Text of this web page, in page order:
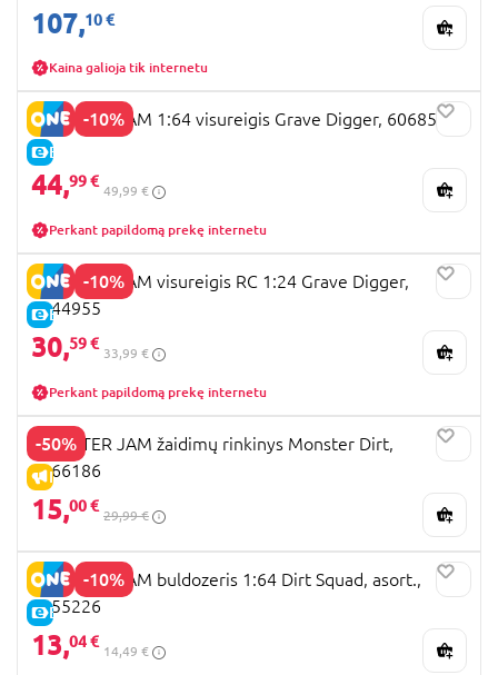
107,10 €
Kaina galioja tik internetu
-10%
E-KAINA
MONSTER JAM 1:64 visureigis Grave Digger, 6068563
44,99 €
49,99 €
Perkant papildomą prekę internetu
-10%
E-KAINA
MONSTER JAM visureigis RC 1:24 Grave Digger,
6044955
30,59 €
33,99 €
Perkant papildomą prekę internetu
-50%
IŠPARDAVIMAS
MONSTER JAM žaidimų rinkinys Monster Dirt,
6066186
15,00 €
29,99 €
-10%
E-KAINA
MONSTER JAM buldozeris 1:64 Dirt Squad, asort.,
6055226
13,04 €
14,49 €